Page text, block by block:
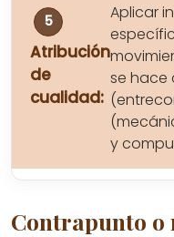
Atribución
de
cualidad:
Aplicar
se hace
y
Contrapunto